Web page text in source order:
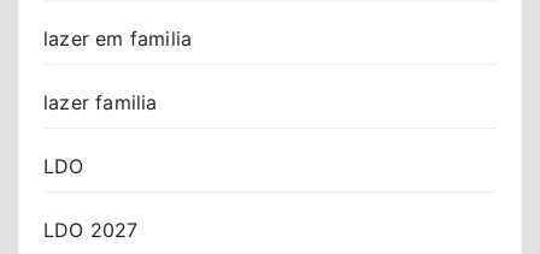
lazer em familia
lazer familia
LDO
LDO 2027